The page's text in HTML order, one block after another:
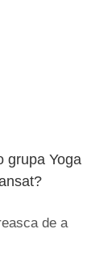
grupa Yoga
de a